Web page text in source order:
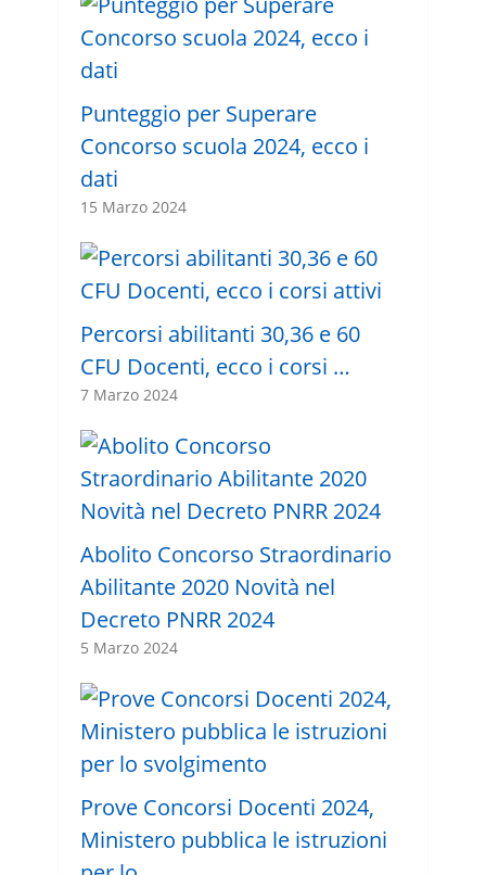
Punteggio per Superare
Concorso scuola 2024, ecco i
dati
15 Marzo 2024
Percorsi abilitanti 30,36 e 60
CFU Docenti, ecco i corsi …
7 Marzo 2024
Abolito Concorso Straordinario
Abilitante 2020 Novità nel
Decreto PNRR 2024
5 Marzo 2024
Prove Concorsi Docenti 2024,
Ministero pubblica le istruzioni